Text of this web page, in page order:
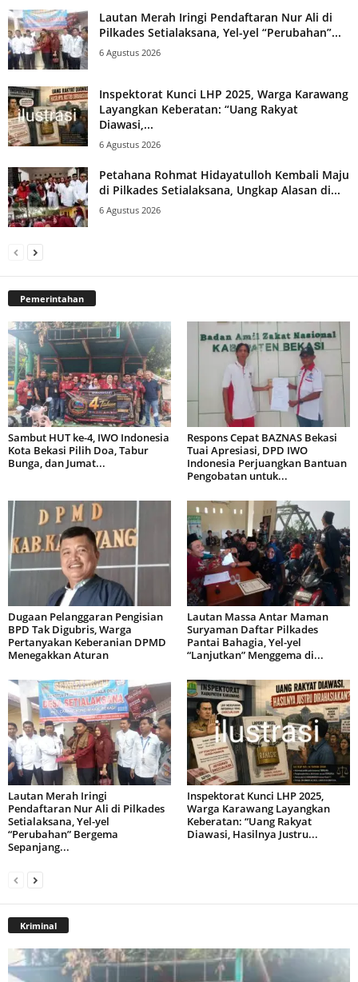
Lautan Merah Iringi Pendaftaran Nur Ali di
Pilkades Setialaksana, Yel-yel “Perubahan”...
6 Agustus 2026
Inspektorat Kunci LHP 2025, Warga Karawang
Layangkan Keberatan: “Uang Rakyat
Diawasi,...
6 Agustus 2026
Petahana Rohmat Hidayatulloh Kembali Maju
di Pilkades Setialaksana, Ungkap Alasan di...
6 Agustus 2026
Pemerintahan
Sambut HUT ke-4, IWO Indonesia
Kota Bekasi Pilih Doa, Tabur
Bunga, dan Jumat...
Respons Cepat BAZNAS Bekasi
Tuai Apresiasi, DPD IWO
Indonesia Perjuangkan Bantuan
Pengobatan untuk...
Dugaan Pelanggaran Pengisian
BPD Tak Digubris, Warga
Pertanyakan Keberanian DPMD
Menegakkan Aturan
Lautan Massa Antar Maman
Suryaman Daftar Pilkades
Pantai Bahagia, Yel-yel
“Lanjutkan” Menggema di...
Lautan Merah Iringi
Pendaftaran Nur Ali di Pilkades
Setialaksana, Yel-yel
“Perubahan” Bergema
Sepanjang...
Inspektorat Kunci LHP 2025,
Warga Karawang Layangkan
Keberatan: “Uang Rakyat
Diawasi, Hasilnya Justru...
Kriminal